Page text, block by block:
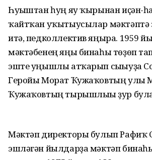
Һуғыштан һуң яу ҡырынан иҫән-
ҡайтҡан уҡытыусылар
итә, педколлектив яңыра. 1959
мәктәбенең яңы бинаһы төҙөп
эште уңышлы атҡарып сығыуҙа
Геройы Морат Ҡужаҡовтың улы
Ҡужаҡовтың тырышлығы ҙур
Мәктәп директоры булып Рафиҡ
эшләгән йылдарҙа мәктәп